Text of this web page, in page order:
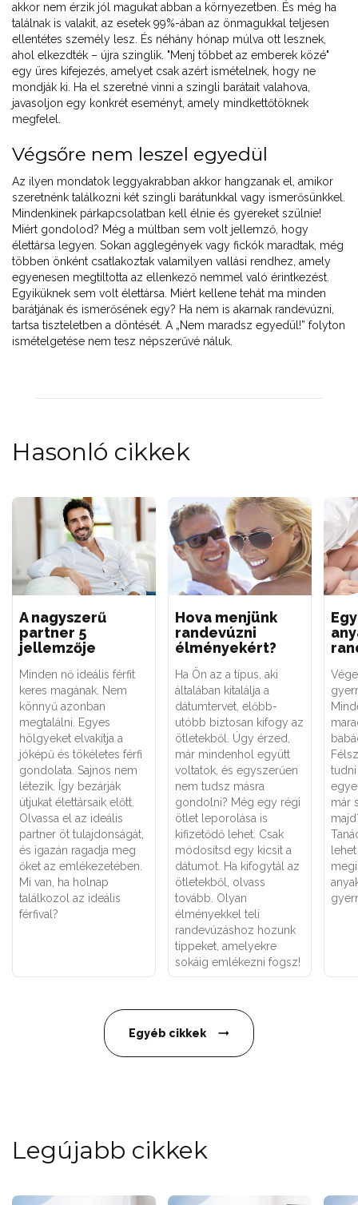
akkor nem érzik jól magukat abban a környezetben. És még ha
találnak is valakit, az esetek 99%-ában az önmagukkal teljesen
ellentétes személy lesz. És néhány hónap múlva ott lesznek,
ahol elkezdték – újra szinglik. "Menj többet az emberek közé"
egy üres kifejezés, amelyet csak azért ismételnek, hogy ne
mondják ki. Ha el szeretné vinni a szingli barátait valahova,
javasoljon egy konkrét eseményt, amely mindkettőtöknek
megfelel.
Végsőre nem leszel egyedül
Az ilyen mondatok leggyakrabban akkor hangzanak el, amikor
szeretnénk találkozni két szingli barátunkkal vagy ismerősünkkel.
Mindenkinek párkapcsolatban kell élnie és gyereket szülnie!
Miért gondolod? Még a múltban sem volt jellemző, hogy
élettársa legyen. Sokan agglegények vagy fickók maradtak, még
többen önként csatlakoztak valamilyen vallási rendhez, amely
egyenesen megtiltotta az ellenkező nemmel való érintkezést.
Egyiküknek sem volt élettársa. Miért kellene tehát ma minden
barátjának és ismerősének egy? Ha nem is akarnak randevúzni,
tartsa tiszteletben a döntését. A „Nem maradsz egyedül!” folyton
ismételgetése nem tesz népszerűvé náluk.
Hasonló cikkek
A nagyszerű
partner 5
jellemzője
Minden nő ideális férfit
keres magának. Nem
könnyű azonban
megtalálni. Egyes
hölgyeket elvakítja a
jóképű és tökéletes férfi
gondolata. Sajnos nem
létezik. Így bezárják
útjukat élettársaik előtt.
Olvassa el az ideális
partner öt tulajdonságát,
és igazán ragadja meg
őket az emlékezetében.
Mi van, ha holnap
találkozol az ideális
férfival?
Hova menjünk
randevúzni
élményekért?
Ha Ön az a típus, aki
általában kitalálja a
dátumtervet, előbb-
utóbb biztosan kifogy az
ötletekből. Úgy érzed,
már mindenhol együtt
voltatok, és egyszerűen
nem tudsz másra
gondolni? Még egy régi
ötlet leporolása is
kifizetődő lehet. Csak
módosítsd egy kicsit a
dátumot. Ha kifogytál az
ötletekből, olvass
tovább. Olyan
élményekkel teli
randevúzáshoz hozunk
tippeket, amelyekre
sokáig emlékezni fogsz!
már
Egyéb cikkek
Legújabb cikkek